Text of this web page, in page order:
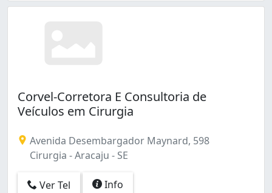
Corvel-Corretora E Consultoria de
Veículos em Cirurgia
Avenida Desembargador Maynard, 598
Cirurgia - Aracaju - SE
Ver Tel Info